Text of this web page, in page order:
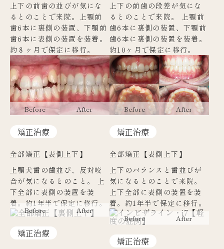
上下の前歯の並びが気にな
るとのことで来院。上顎前
歯6本に裏側の装置、下顎前
歯6本に表側の装置を装着。
約８ヶ月で保定に移行。
上下の前歯の段差が気にな
るとのことで来院。 上顎前
歯6本に裏側の装置、下顎前
歯6本に裏側の装置を装着。
約10ヶ月で保定に移行。
矯正治療
全部矯正【表側上下】
上顎犬歯の歯並び、反対咬
合が気になるとのこと。 上
下全部に表側の装置を装
着。約1年半で保定に移行。
矯正治療
全部矯正【表側上下】
上下のバランスと歯並びが
気になるとのことで来院。
上下全部に表側の装置を装
着。約1年半で保定に移行。
矯正治療
矯正治療